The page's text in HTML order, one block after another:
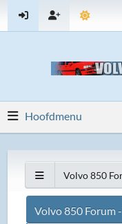
Hoofdmenu
Volvo 850
Volvo 850 Forum